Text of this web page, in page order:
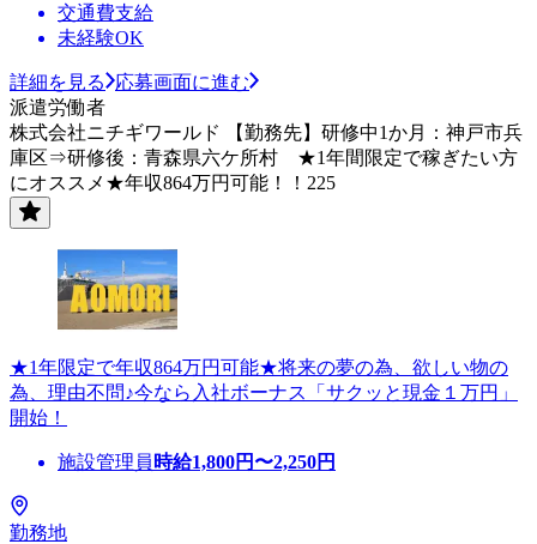
交通費支給
未経験OK
詳細を見る
応募画面に進む
派遣労働者
株式会社ニチギワールド 【勤務先】研修中1か月：神戸市兵
庫区⇒研修後：青森県六ケ所村 ★1年間限定で稼ぎたい方
にオススメ★年収864万円可能！！225
★1年限定で年収864万円可能★将来の夢の為、欲しい物の
為、理由不問♪今なら入社ボーナス「サクッと現金１万円」
開始！
施設管理員 時給1,800円〜2,250円
勤務地